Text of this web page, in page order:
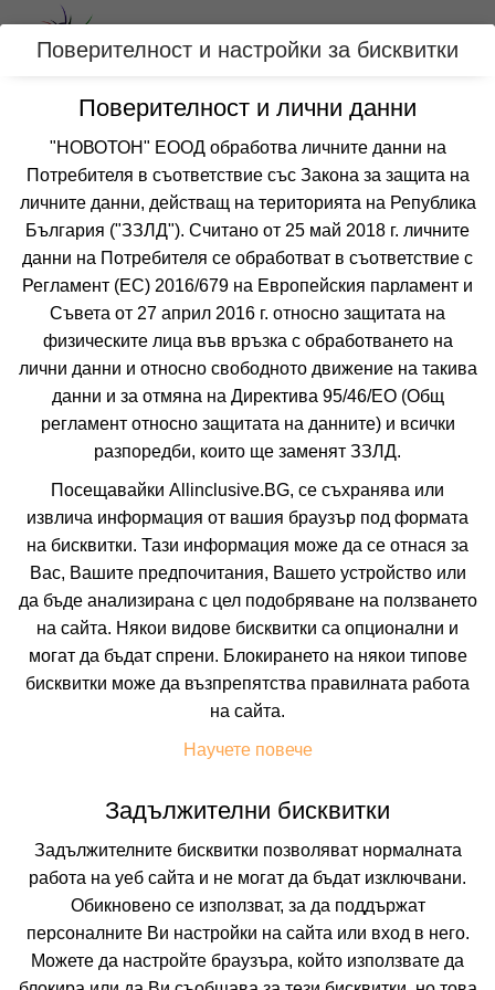
Вход
Категории
Оферти с хотел с аквапарк за
ВЕЛИНГРАД, БЪЛГАРИЯ
Още курорти Филтри
 Сортирай по:
Не изпускайте нито една оферта!
Искате да получавате първи най-новите и най-
добрите ни предложения и специални
отстъпки?
Абонирайте се за нашия бюлетин сега !
Абонирай ме
Поверителност и настройки за бисквитки
Поверителност и лични данни
"НОВОТОН" ЕООД обработва личните данни на
Потребителя в съответствие със Закона за защита на
личните данни, действащ на територията на Република
България ("ЗЗЛД"). Считано от 25 май 2018 г. личните
данни на Потребителя се обработват в съответствие с
Регламент (ЕС) 2016/679 на Европейския парламент и
Съвета от 27 април 2016 г. относно защитата на
физическите лица във връзка с обработването на
лични данни и относно свободното движение на такива
данни и за отмяна на Директива 95/46/EО (Общ
регламент относно защитата на данните) и всички
разпоредби, които ще заменят ЗЗЛД.
Посещавайки Allinclusive.BG, се съхранява или
извлича информация от вашия браузър под формата
на бисквитки. Тази информация може да се отнася за
Вас, Вашите предпочитания, Вашето устройство или
да бъде анализирана с цел подобряване на ползването
на сайта. Някои видове бисквитки са опционални и
могат да бъдат спрени. Блокирането на някои типове
бисквитки може да възпрепятства правилната работа
на сайта.
Научете повече
Задължителни бисквитки
Задължителните бисквитки позволяват нормалната
работа на уеб сайта и не могат да бъдат изключвани.
Обикновено се използват, за да поддържат
персоналните Ви настройки на сайта или вход в него.
Можете да настройте браузъра, който използвате да